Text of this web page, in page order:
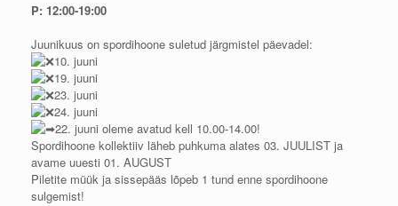
P: 12:00-19:00
Juunikuus on spordihoone suletud järgmistel päevadel:
10. juuni
19. juuni
23. juuni
24. juuni
22. juuni oleme avatud kell 10.00-14.00!
Spordihoone kollektiiv läheb puhkuma alates 03. JUULIST ja
avame uuesti 01. AUGUST
Piletite müük ja sissepääs lõpeb 1 tund enne spordihoone
sulgemist!